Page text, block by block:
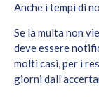
Anche i tempi di
Se la multa non
deve essere
molti casi, per i
giorni